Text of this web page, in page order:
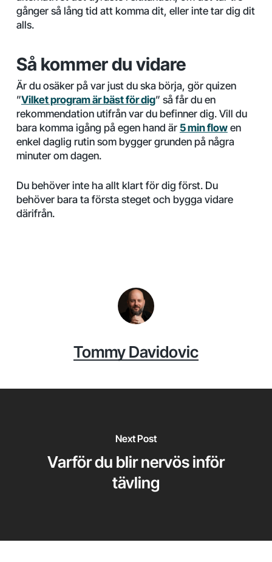
gånger så lång tid att komma dit, eller inte tar dig dit
alls.
Så kommer du vidare
Är du osäker på var just du ska börja, gör quizen
”Vilket program är bäst för dig” så får du en
rekommendation utifrån var du befinner dig. Vill du
bara komma igång på egen hand är 5 min flowen
enkel daglig rutin som bygger grunden på några
minuter om dagen.
Du behöver inte ha allt klart för dig först. Du
behöver bara ta första steget och bygga vidare
därifrån.
Tommy Davidovic
Next Post
Varför du blir nervös inför
tävling